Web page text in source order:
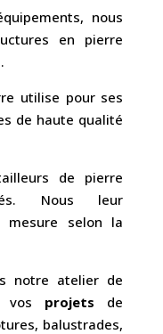
nous
en pierre
utilise pour ses
de haute qualité
de pierre
Nous leur
mesure selon la
notre atelier de
vos projets de
balustrades,